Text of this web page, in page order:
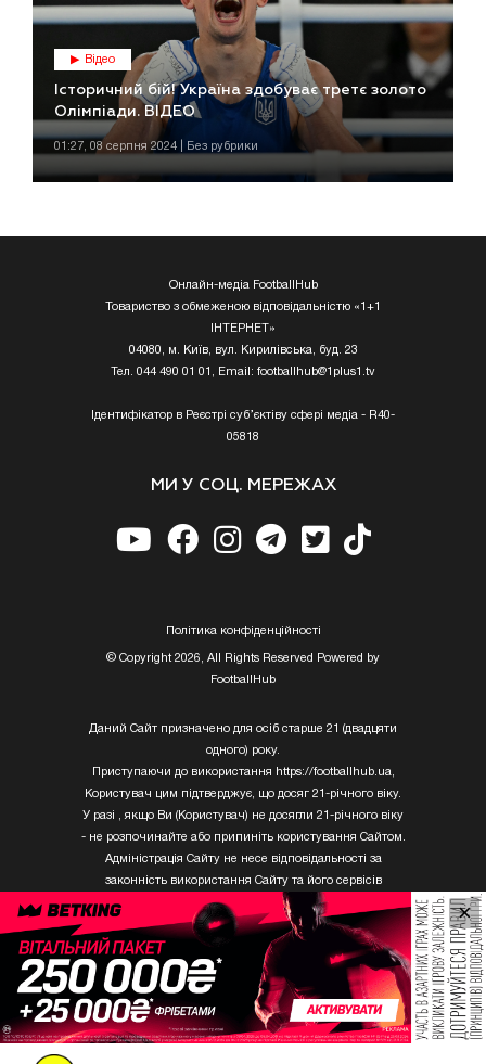
Відео
Історичний бій! Україна здобуває третє золото
Олімпіади. ВІДЕО
01:27, 08 серпня 2024 | Без рубрики
Онлайн-медіа FootballHub
Товариство з обмеженою відповідальністю «1+1
ІНТЕРНЕТ»
04080, м. Київ, вул. Кирилівська, буд. 23
Тел. 044 490 01 01, Email: footballhub@1plus1.tv
Ідентифікатор в Реєстрі суб’єктіву сфері медіа - R40-
05818
МИ У СОЦ. МЕРЕЖАХ
Полiтика конфiденцiйностi
© Copyright 2026, All Rights Reserved Powered by
FootballHub
Даний Сайт призначено для осіб старше 21 (двадцяти
одного) року.
Приступаючи до використання https://footballhub.ua,
Користувач цим підтверджує, що досяг 21-річного віку.
У разі , якщо Ви (Користувач) не досягли 21-річного віку
- не розпочинайте або припиніть користування Сайтом.
Адміністрація Сайту не несе відповідальності за
законність використання Сайту та його сервісів
Користувачем, який не досяг 21-річного віку.
Твори Getty Images, що розміщені на сайті, не можуть
бути використані третіми особами без письмового
дозволу ТОВ «ГЛОБАЛ ІМІДЖЕС ЮКРЕЙН.
×